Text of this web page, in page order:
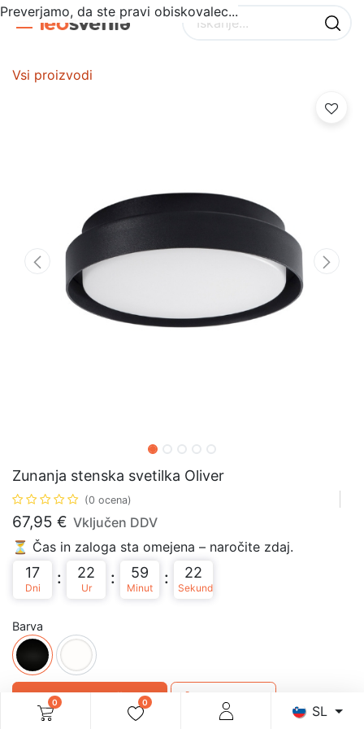
0 0
SL
Vsi proizvodi
Zunanja stenska svetilka Oliver
(0 ocena)
67,95 € Vključen DDV
⏳ Čas in zaloga sta omejena – naročite zdaj.
17
Dni
: 22
Ur
: 59
Minut
: 22
Sekund
Barva
Dodaj v košarico
Preverjamo, da ste pravi obiskovalec...